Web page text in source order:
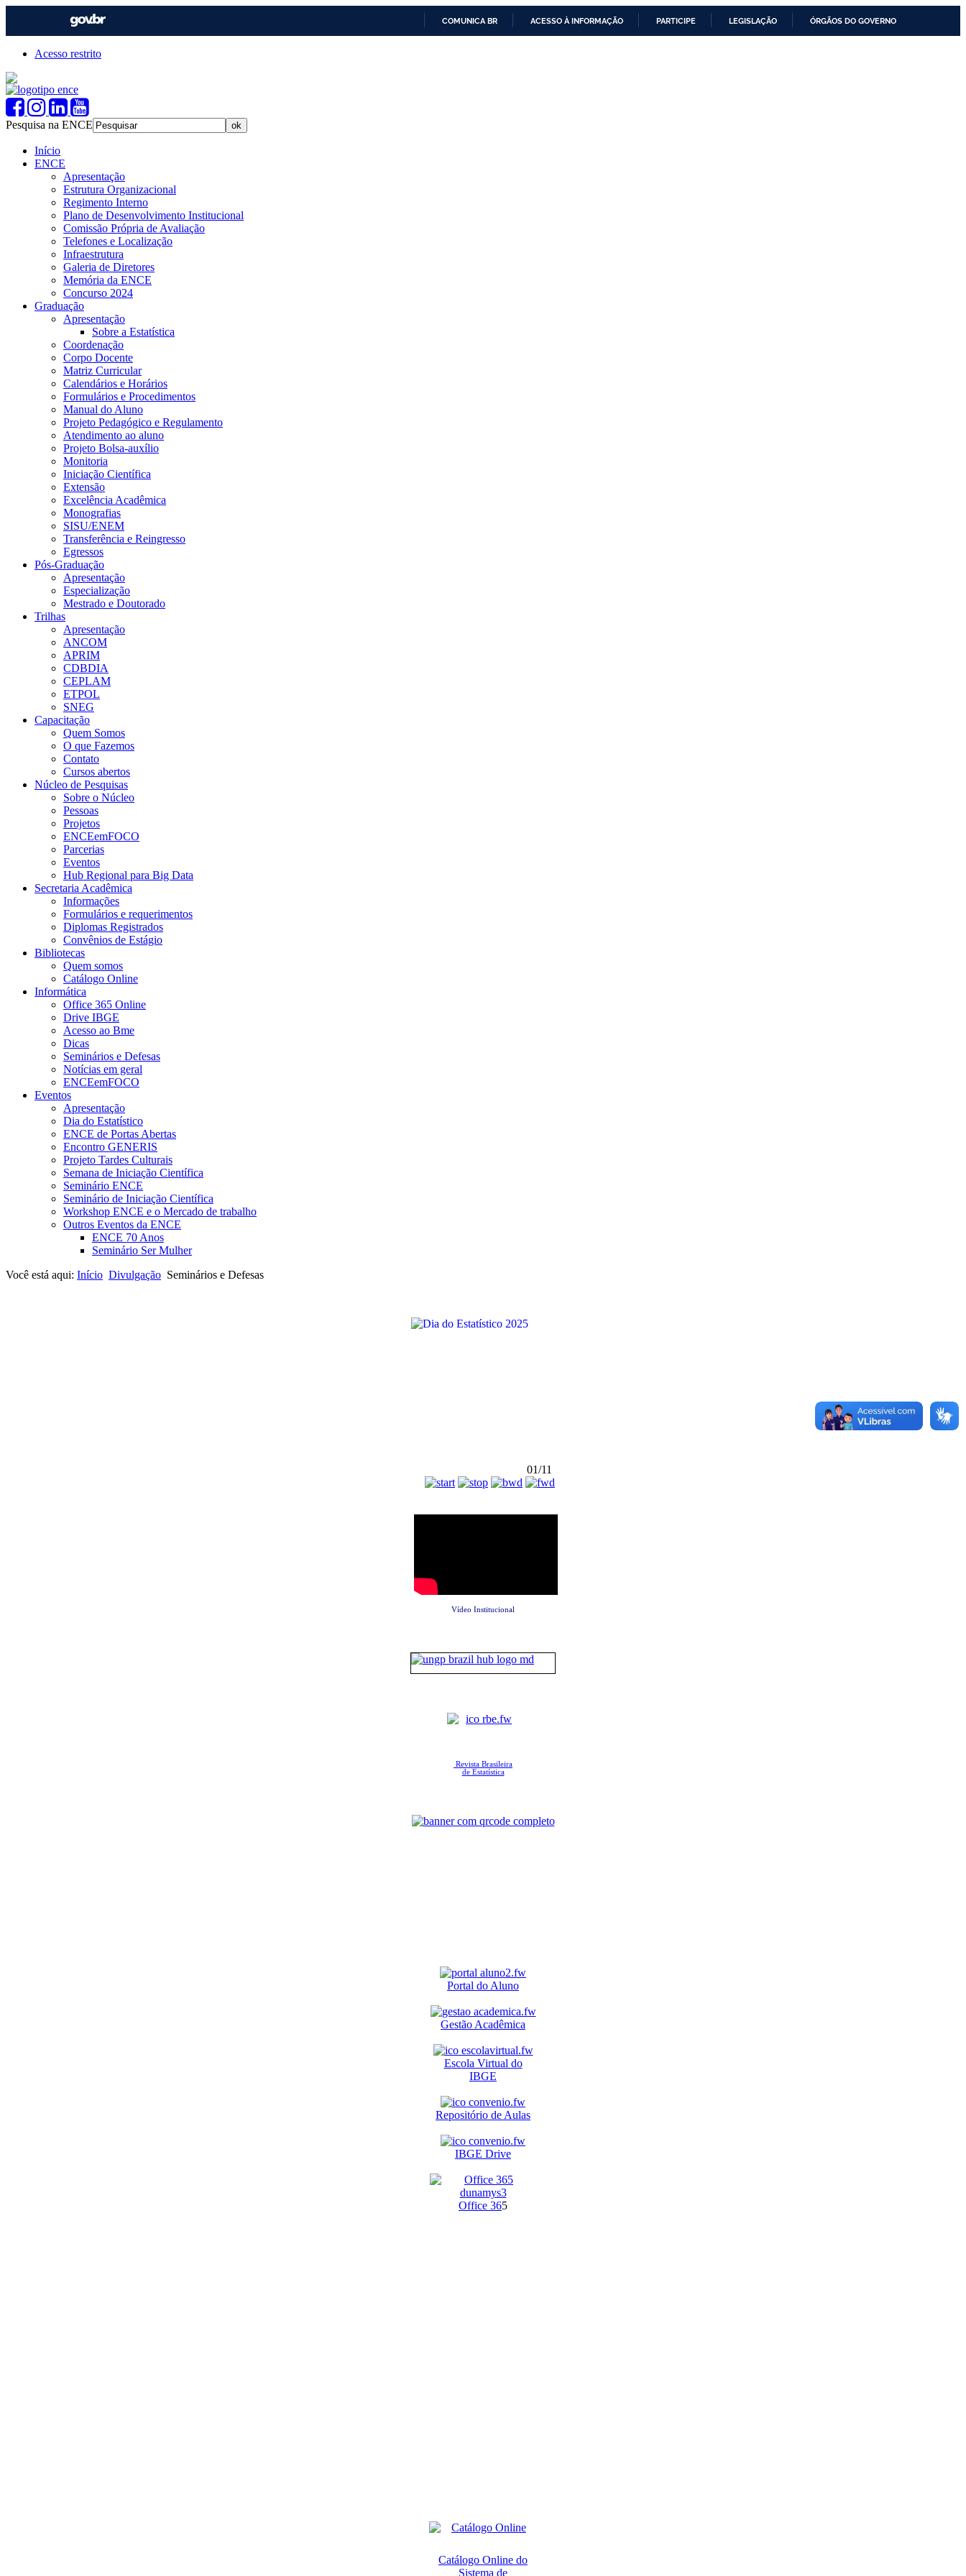
COMUNICA BR ACESSO À INFORMAÇÃO PARTICIPE LEGISLAÇÃO ÓRGÃOS DO GOVERNO
Acesso restrito
Pesquisa na ENCE
Início
ENCE
Apresentação
Estrutura Organizacional
Regimento Interno
Plano de Desenvolvimento Institucional
Comissão Própria de Avaliação
Telefones e Localização
Infraestrutura
Galeria de Diretores
Memória da ENCE
Concurso 2024
Graduação
Apresentação
Sobre a Estatística
Coordenação
Corpo Docente
Matriz Curricular
Calendários e Horários
Formulários e Procedimentos
Manual do Aluno
Projeto Pedagógico e Regulamento
Atendimento ao aluno
Projeto Bolsa-auxílio
Monitoria
Iniciação Científica
Extensão
Excelência Acadêmica
Monografias
SISU/ENEM
Transferência e Reingresso
Egressos
Pós-Graduação
Apresentação
Especialização
Mestrado e Doutorado
Trilhas
Apresentação
ANCOM
APRIM
CDBDIA
CEPLAM
ETPOL
SNEG
Capacitação
Quem Somos
O que Fazemos
Contato
Cursos abertos
Núcleo de Pesquisas
Sobre o Núcleo
Pessoas
Projetos
ENCEemFOCO
Parcerias
Eventos
Hub Regional para Big Data
Secretaria Acadêmica
Informações
Formulários e requerimentos
Diplomas Registrados
Convênios de Estágio
Bibliotecas
Quem somos
Catálogo Online
Informática
Office 365 Online
Drive IBGE
Acesso ao Bme
Dicas
Seminários e Defesas
Notícias em geral
ENCEemFOCO
Eventos
Apresentação
Dia do Estatístico
ENCE de Portas Abertas
Encontro GENERIS
Projeto Tardes Culturais
Semana de Iniciação Científica
Seminário ENCE
Seminário de Iniciação Científica
Workshop ENCE e o Mercado de trabalho
Outros Eventos da ENCE
ENCE 70 Anos
Seminário Ser Mulher
Você está aqui: Início Divulgação Seminários e Defesas
01/11
Vídeo Institucional
Revista Brasileira
de Estatística
Portal do Aluno
Gestão Acadêmica
Escola Virtual do
IBGE
Repositório de Aulas
IBGE Drive
Office 365
Catálogo Online do
Sistema de